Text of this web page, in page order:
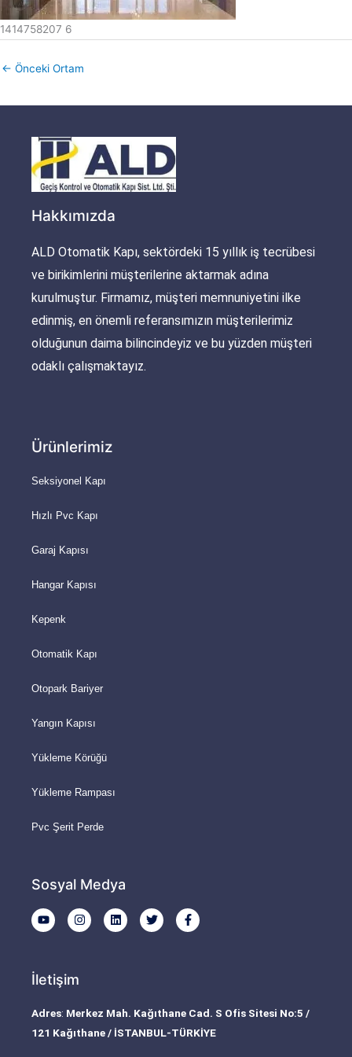
1414758207 6
← Önceki Ortam
Hakkımızda
ALD Otomatik Kapı, sektördeki 15 yıllık iş tecrübesi
ve birikimlerini müşterilerine aktarmak adına
kurulmuştur. Firmamız, müşteri memnuniyetini ilke
edinmiş, en önemli referansımızın müşterilerimiz
olduğunun daima bilincindeyiz ve bu yüzden müşteri
odaklı çalışmaktayız.
Ürünlerimiz
Seksiyonel Kapı
Hızlı Pvc Kapı
Garaj Kapısı
Hangar Kapısı
Kepenk
Otomatik Kapı
Otopark Bariyer
Yangın Kapısı
Yükleme Körüğü
Yükleme Rampası
Pvc Şerit Perde
Sosyal Medya
Y
o
u
b
e
I
n
s
r
m
L
i
n
T
w
i
F
a
c
-
f
İletişim
Adres: Merkez Mah. Kağıthane Cad. S Ofis Sitesi No:5 /
121 Kağıthane / İSTANBUL-TÜRKİYE